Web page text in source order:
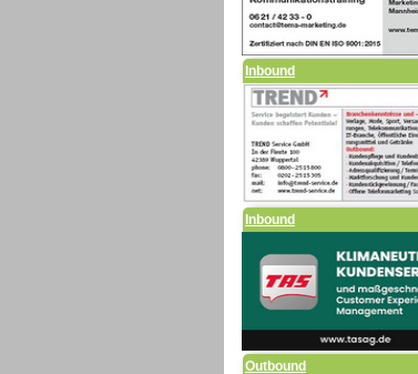
Inbound
Inbound
Outbound